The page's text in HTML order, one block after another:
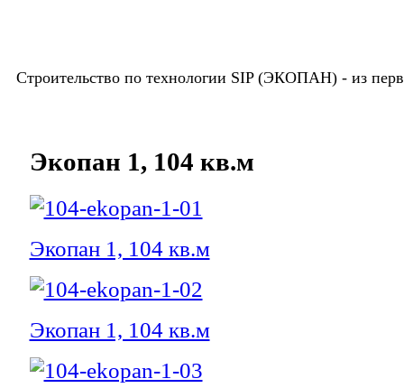
Строительство по технологии SIP (ЭКОПАН) - из
Экопан 1, 104 кв.м
Экопан 1, 104 кв.м
Экопан 1, 104 кв.м